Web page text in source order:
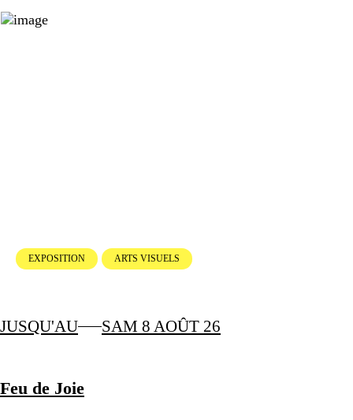
EXPOSITION ARTS VISUELS
JUSQU'AU SAM 8 AOÛT 26
Feu de Joie